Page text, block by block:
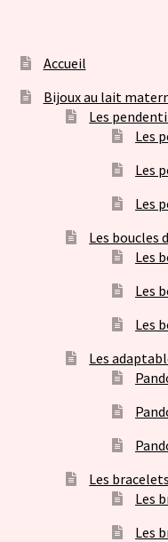
Accueil
Bijoux au lait
Les
Les
Les
Les
Les boucles
Les
Les
Les
Les
Les bracelets
Les
Les